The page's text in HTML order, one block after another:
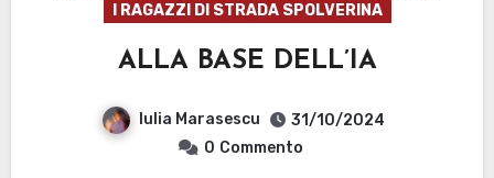
I RAGAZZI DI STRADA SPOLVERINA
ALLA BASE DELL’IA
Iulia Marasescu
31/10/2024
0 Commento